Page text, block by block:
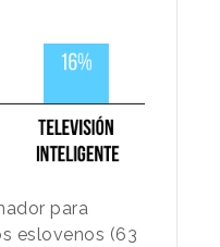
para
eslovenos (63